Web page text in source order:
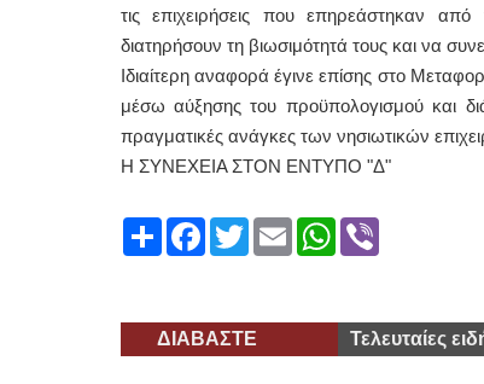
τις επιχειρήσεις που επηρεάστηκαν
διατηρήσουν τη βιωσιμότητά τους και να
Ιδιαίτερη αναφορά έγινε επίσης στο
μέσω αύξησης του προϋπολογισμού και
πραγματικές ανάγκες των νησιωτικών
Η ΣΥΝΕΧΕΙΑ ΣΤΟΝ ΕΝΤΥΠΟ "Δ"
ShareFacebook
TwitterEmailWhatsApp
Viber
ΔΙΑΒΑΣΤΕ Τελευταίες